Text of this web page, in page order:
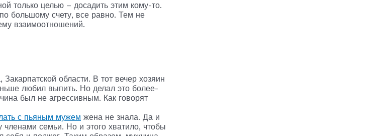
только целью – досадить этим кому-то.
большому счету, все равно. Тем не
взаимоотношений.
области. В тот вечер хозяин
любил выпить. Но делал это более-
был не агрессивным. Как говорят
с пьяным мужем жена не знала. Да и
семьи. Но и этого хватило, чтобы